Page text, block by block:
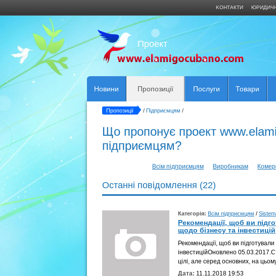
KОНТАКТИ
Проект
Новини Пропозиції Послуги Товари
Пропозиції / Підприємцям /
Що пропонує проект
підприємцям?
Всім підприємцям Виробникам
Останні повідомлення (22)
Категорія: Всім підприємцям /
Рекомендації, щоб ви
щодо бізнесу та інвестицій
Рекомендації, щоб ви
інвестиційОновлено
цілі, але серед основних, на
Дата: 11.11.2018 19:53